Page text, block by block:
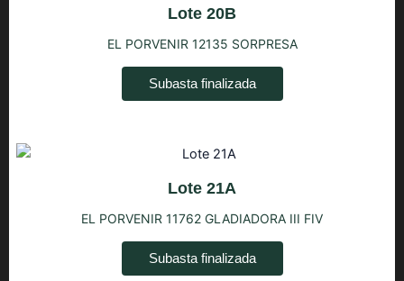
Lote 20B
EL PORVENIR 12135 SORPRESA
Subasta finalizada
Lote 21A
EL PORVENIR 11762 GLADIADORA III FIV
Subasta finalizada